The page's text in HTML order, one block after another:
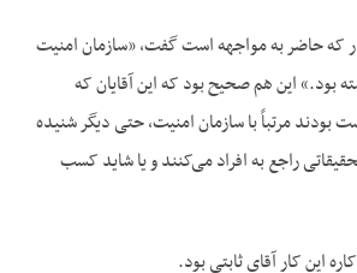
که حاضر به مواجهه است گفت، «سازمان امنیت
بود.» این هم صحیح بود که این آقایان که
بودند مرتباً با سازمان امنیت، حتی دیگر شنیده
راجع به افراد می‌کنند و یا شاید کسب
این کار آقای ثابتی بود.